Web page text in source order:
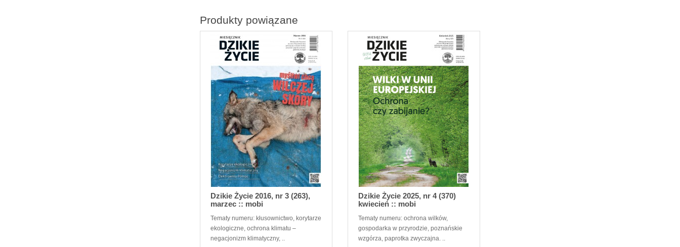
Produkty powiązane
Dzikie Życie 2016, nr 3 (263),
marzec :: mobi
Tematy numeru: kłusownictwo, korytarze
ekologiczne, ochrona klimatu –
negacjonizm klimatyczny, ..
Dzikie Życie 2025, nr 4 (370)
kwiecień :: mobi
Tematy numeru: ochrona wilków,
gospodarka w przyrodzie, poznańskie
wzgórza, paprotka zwyczajna. ..